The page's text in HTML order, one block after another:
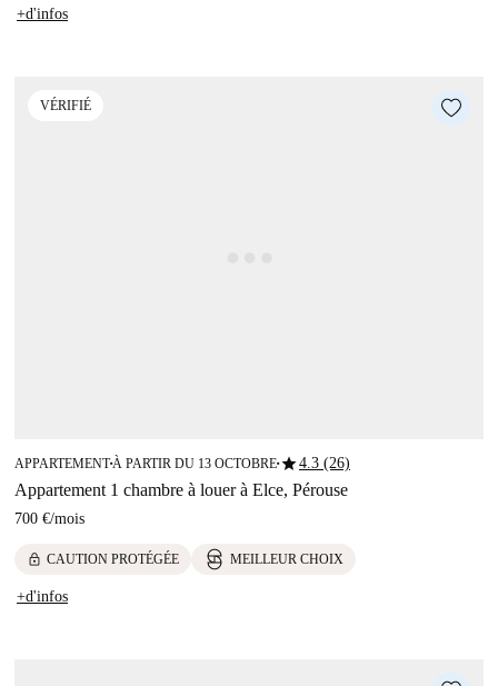
+d'infos
VÉRIFIÉ
APPARTEMENT■À PARTIR DU 13 OCTOBRE■star4.3 (26)
Appartement 1 chambre à louer à Elce, Pérouse
700 €/mois
lock CAUTION PROTÉGÉE MEILLEUR CHOIX
+d'infos